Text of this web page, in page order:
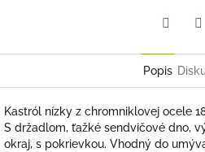
Popis
Kastról nízky z chromniklovej ocele
S držadlom, ťažké sendvičové dno,
okraj, s pokrievkou. Vhodný do